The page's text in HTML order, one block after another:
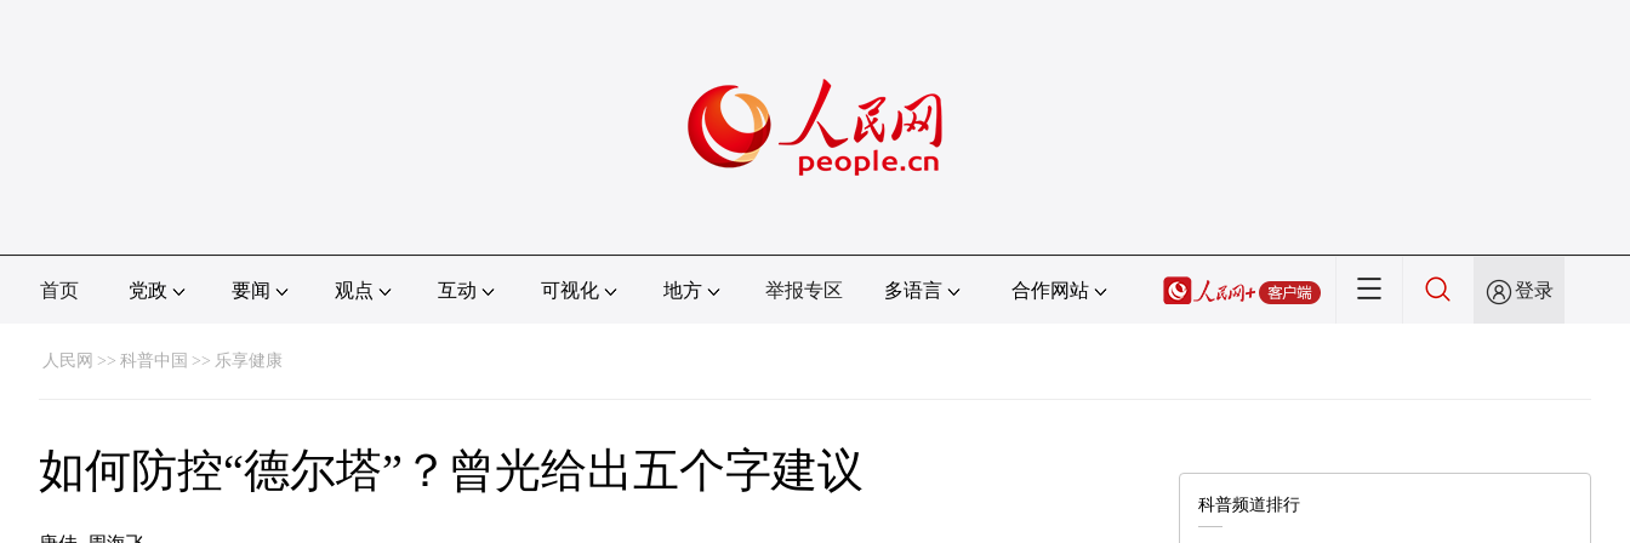
首页 党政 要闻 观点 互动 可视化 地方 举报专区 多语言 合作网站 登录
人民网 >> 科普中国 >> 乐享健康
如何防控“德尔塔”？曾光给出五个字建议
科普频道排行